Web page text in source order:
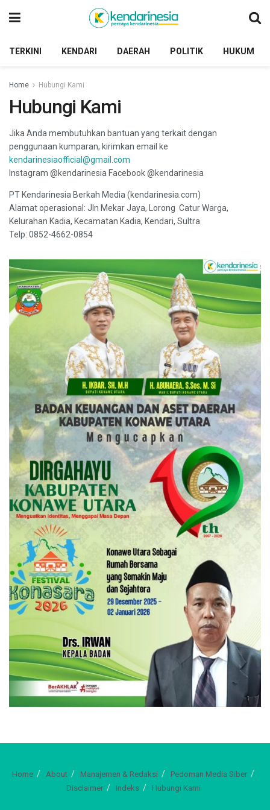
TERKINI KENDARI DAERAH POLITIK HUKUM
Home Hubungi Kami
Hubungi Kami
Jika Anda membutuhkan bantuan yang terkait dengan
penggunaan kumparan, kirimkan email ke
kendarinesiaofficial@gmail.com
Instagram @kendarinesia Facebook @kendarinesia
PT Kendarinesia Berkah Media (kendarinesia.com)
Alamat operasional: Jln Mekar Jaya, Lorong Catur Warga,
Kelurahan Kadia, Kecamatan Kadia, Kendari, Sultra
Telp: 0852-4662-0854
Home About Manajemen & Redaksi
Pedoman Media Siber
Disclaimer
Indeks Hubungi Kami